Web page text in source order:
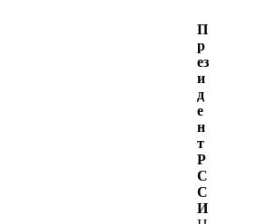
П
р
ез
и
д
е
н
т
Р
С
С
И